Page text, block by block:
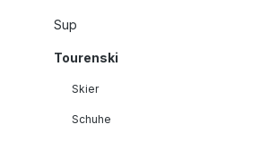
Sup
Tourenski
Skier
Schuhe